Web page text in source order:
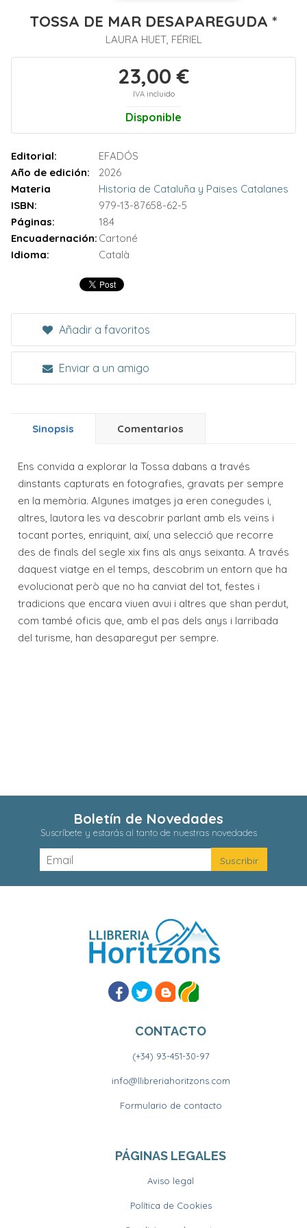
TOSSA DE MAR DESAPAREGUDA *
LAURA HUET, FÉRIEL
23,00 €
IVA incluido
Disponible
Editorial:
EFADÓS
Año de edición:
2026
Materia
Historia de Cataluña y Paises Catalanes
ISBN:
979-13-87658-62-5
Páginas:
184
Encuadernación: Cartoné
Idioma:
Català
Añadir a favoritos
Enviar a un amigo
Sinopsis Comentarios
Ens convida a explorar la Tossa dabans a través
dinstants capturats en fotografies, gravats per sempre
en la memòria. Algunes imatges ja eren conegudes i,
altres, lautora les va descobrir parlant amb els veïns i
tocant portes, enriquint, així, una selecció que recorre
des de finals del segle xix fins als anys seixanta. A través
daquest viatge en el temps, descobrim un entorn que ha
evolucionat però que no ha canviat del tot, festes i
tradicions que encara viuen avui i altres que shan perdut,
com també oficis que, amb el pas dels anys i larribada
del turisme, han desaparegut per sempre.
Boletín de Novedades
Suscríbete y estarás al tanto de nuestras novedades
CONTACTO
(+34) 93-451-30-97
info@llibreriahoritzons.com
Formulario de contacto
PÁGINAS LEGALES
Aviso legal
Política de Cookies